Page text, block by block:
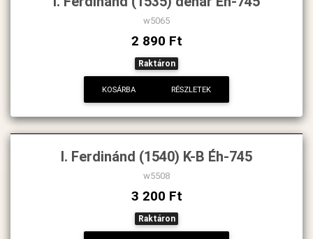
w5065
2 890 Ft
Raktáron
KOSÁRBA RÉSZLETEK
I. Ferdinánd (1540) K-B Éh-745
w5508
3 200 Ft
Raktáron